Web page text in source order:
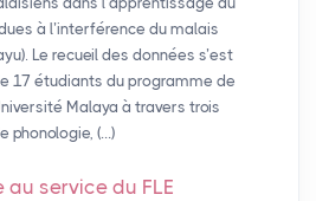
à l’interférence du malais
Le recueil des données s’est
17 étudiants du programme de
Malaya à travers trois
phonologie, (…)
au service du FLE